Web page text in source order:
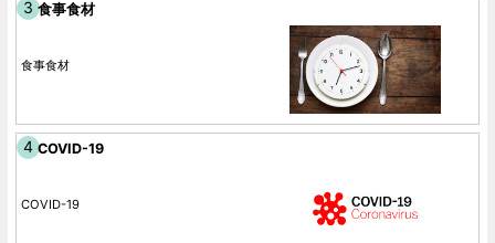
食事食材
食事食材
COVID-19
COVID-19